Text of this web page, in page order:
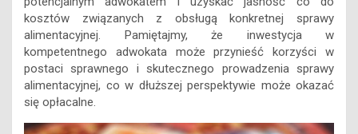
kosztów związanych z obsługą konkretnej sprawy
alimentacyjnej. Pamiętajmy, że inwestycja w
kompetentnego adwokata może przynieść korzyści w
postaci sprawnego i skutecznego prowadzenia sprawy
alimentacyjnej, co w dłuższej perspektywie może okazać
się opłacalne.